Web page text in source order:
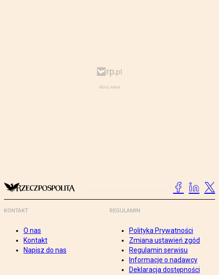
KONTAKT
O nas
Kontakt
Napisz do nas
REGULAMIN
Polityka Prywatności
Zmiana ustawień zgód
Regulamin serwisu
Informacje o nadawcy
Deklaracja dostępności